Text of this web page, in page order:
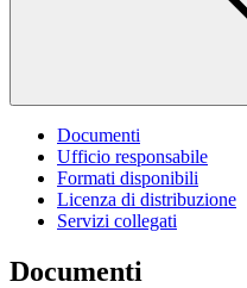
Documenti
Ufficio responsabile
Formati disponibili
Licenza di distribuzione
Servizi collegati
Documenti